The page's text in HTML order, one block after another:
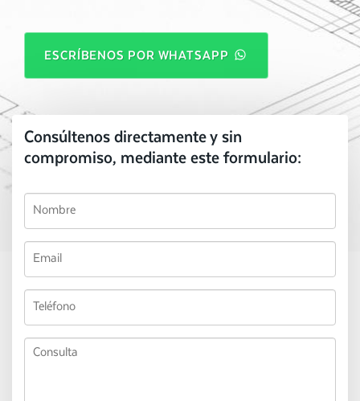
ESCRÍBENOS POR WHATSAPP
Consúltenos directamente y sin
compromiso, mediante este formulario: